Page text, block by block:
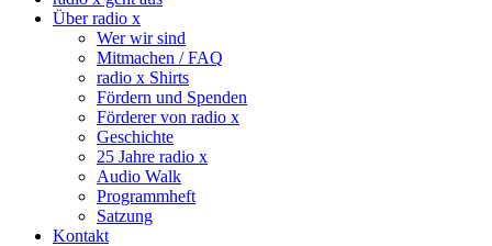
Über radio x
Wer wir sind
Mitmachen / FAQ
radio x Shirts
Fördern und Spenden
Förderer von radio x
Geschichte
25 Jahre radio x
Audio Walk
Programmheft
Satzung
Kontakt